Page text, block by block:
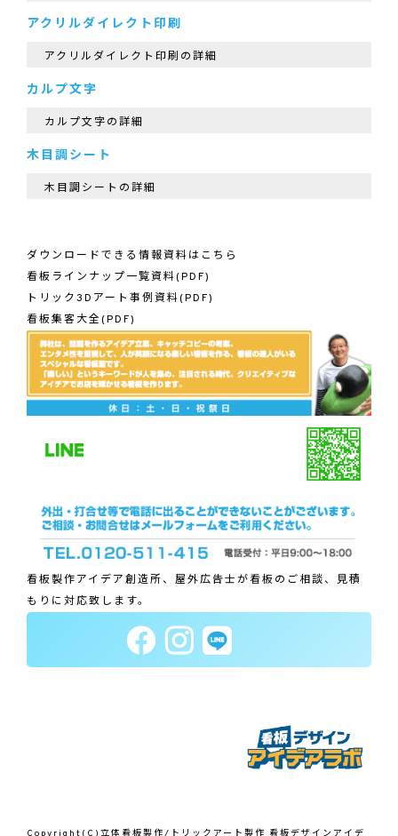
アクリルダイレクト印刷
アクリルダイレクト印刷の詳細
カルプ文字
カルプ文字の詳細
木目調シート
木目調シートの詳細
ダウンロードできる情報資料はこちら
看板ラインナップ一覧資料(PDF)
トリック3Dアート事例資料(PDF)
看板集客大全(PDF)
看板製作アイデア創造所、屋外広告士が看板のご相談、見積
もりに対応致します。